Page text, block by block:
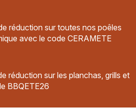
réduction sur toutes nos poêles
avec le code CERAMETE
réduction sur les planchas, grills et
BBQETE26